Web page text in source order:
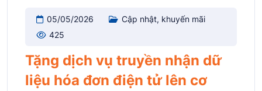
05/05/2026
Cập nhật, khuyến mãi
425
Tặng dịch vụ truyền nhận dữ
liệu hóa đơn điện tử lên cơ